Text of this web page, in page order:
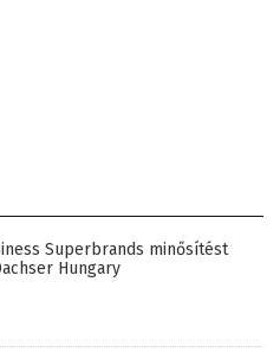
Superbrands minősítést
Hungary